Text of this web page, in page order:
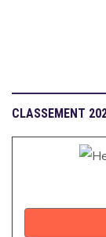
CLASSEMENT